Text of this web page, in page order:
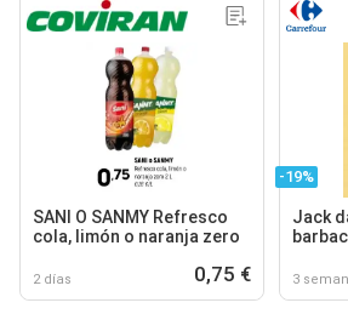
SANI O SANMY Refresco
cola, limón o naranja zero
2 días 0,75 €
-19%
Jack
3